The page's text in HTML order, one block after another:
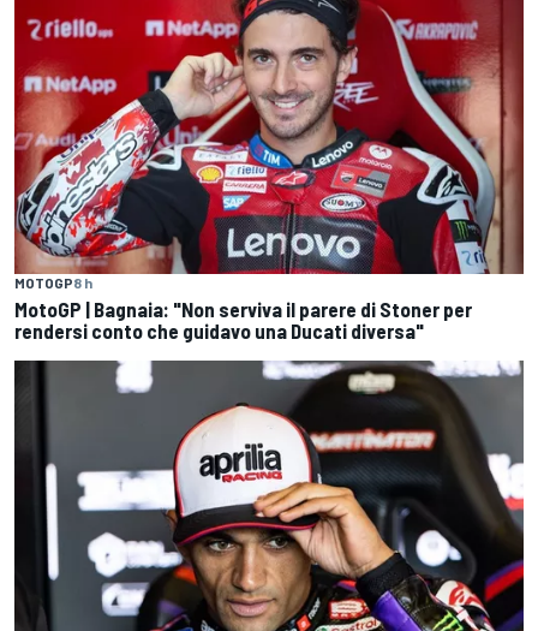
MOTOGP8 h
MotoGP | Bagnaia: "Non serviva il parere di Stoner per
rendersi conto che guidavo una Ducati diversa"